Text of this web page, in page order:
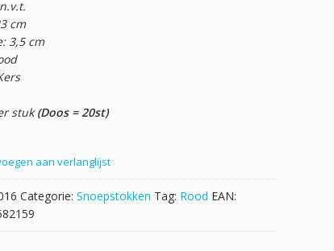
cm
3,5 cm
stuk(Doos = 20st)
aan verlanglijst
Categorie: Snoepstokken Tag: Rood EAN: